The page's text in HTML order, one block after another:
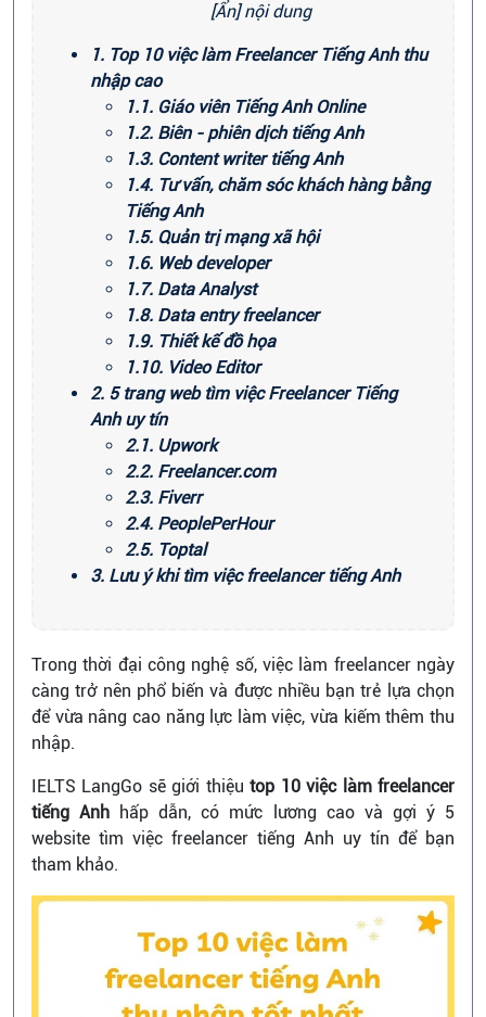
[Ẩn] nội dung
1. Top 10 việc làm Freelancer Tiếng Anh thu
nhập cao
1.1. Giáo viên Tiếng Anh Online
1.2. Biên - phiên dịch tiếng Anh
1.3. Content writer tiếng Anh
1.4. Tư vấn, chăm sóc khách hàng bằng
Tiếng Anh
1.5. Quản trị mạng xã hội
1.6. Web developer
1.7. Data Analyst
1.8. Data entry freelancer
1.9. Thiết kế đồ họa
1.10. Video Editor
2. 5 trang web tìm việc Freelancer Tiếng
Anh uy tín
2.1. Upwork
2.2. Freelancer.com
2.3. Fiverr
2.4. PeoplePerHour
2.5. Toptal
3. Lưu ý khi tìm việc freelancer tiếng Anh
Trong thời đại công nghệ số, việc làm freelancer ngày
càng trở nên phổ biến và được nhiều bạn trẻ lựa chọn
để vừa nâng cao năng lực làm việc, vừa kiếm thêm thu
nhập.
IELTS LangGo sẽ giới thiệutop 10 việc làm freelancer
tiếng Anh hấp dẫn, có mức lương cao và gợi ý 5
website tìm việc freelancer tiếng Anh uy tín để bạn
tham khảo.